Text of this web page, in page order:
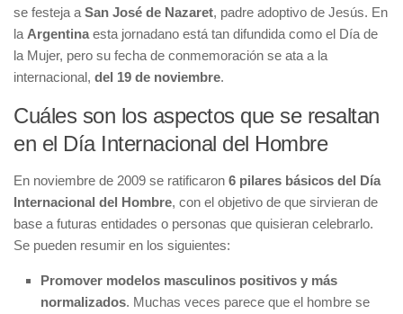
se festeja a San José de Nazaret, padre adoptivo de Jesús. En
la Argentina esta jornadano está tan difundida como el Día de
la Mujer, pero su fecha de conmemoración se ata a la
internacional, del 19 de noviembre.
Cuáles son los aspectos que se resaltan
en el Día Internacional del Hombre
En noviembre de 2009 se ratificaron 6 pilares básicos del Día
Internacional del Hombre, con el objetivo de que sirvieran de
base a futuras entidades o personas que quisieran celebrarlo.
Se pueden resumir en los siguientes:
Promover modelos masculinos positivos y más
normalizados. Muchas veces parece que el hombre se